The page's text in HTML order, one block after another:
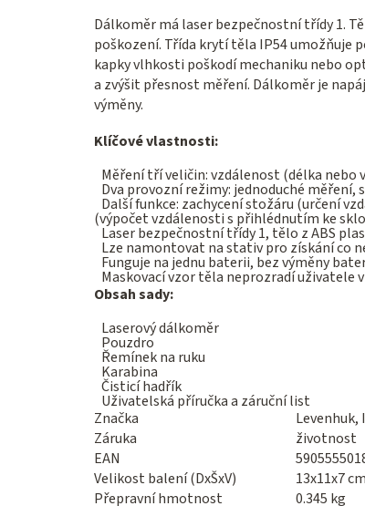
Dálkoměr má laser bezpečnostní třídy 1.
poškození. Třída krytí těla IP54 umožňuje
kapky vlhkosti poškodí mechaniku nebo
a zvýšit přesnost měření. Dálkoměr je
výměny.
Klíčové vlastnosti:
Měření tří veličin: vzdálenost (délka
Dva provozní režimy: jednoduché
Další funkce: zachycení stožáru (určení
(výpočet vzdálenosti s přihlédnutím ke
Laser bezpečnostní třídy 1, tělo z ABS
Lze namontovat na stativ pro získání co
Funguje na jednu baterii, bez výměny
Maskovací vzor těla neprozradí uživatele
Obsah sady:
Laserový dálkoměr
Pouzdro
Řemínek na ruku
Karabina
Čisticí hadřík
Uživatelská příručka a záruční list
Značka
Levenhuk,
Záruka
životnost
EAN
Velikost balení (DxŠxV)
13x11x7 cm
Přepravní hmotnost
0.345 kg